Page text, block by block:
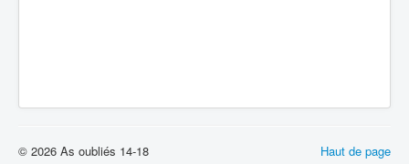
Haut de page
© 2026 As oubliés 14-18